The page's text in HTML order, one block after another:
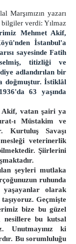
yazarı
bilgiler verdi: Yılmaz
Mehmet Akif,
İstanbul'a
sayesinde Fatih
titizliği ve
adlandırılan bir
doğmuştur. İstiklâl
63 yaşında
Akif, vatan şairi ya
ı Müstakim ve
Kurtuluş Savaşı
veterinerlik
Şiirlerini
şeyleri mutlaka
ruhunda
yaşayanlar olarak
Geçmişte
bize bu güzel
nesillere bu kutsal
Unutmayınız ki
Bu sorumluluğu